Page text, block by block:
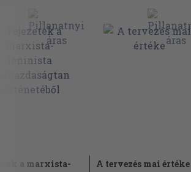
a marxista-
A tervezés mai értéke